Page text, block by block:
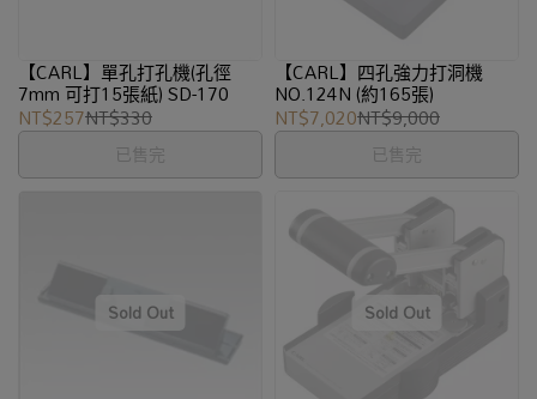
【CARL】單孔打孔機(孔徑
7mm 可打15張紙) SD-170
NT$257NT$330
已售完
【CARL】四孔強力打洞機
NO.124N (約165張)
NT$7,020NT$9,000
已售完